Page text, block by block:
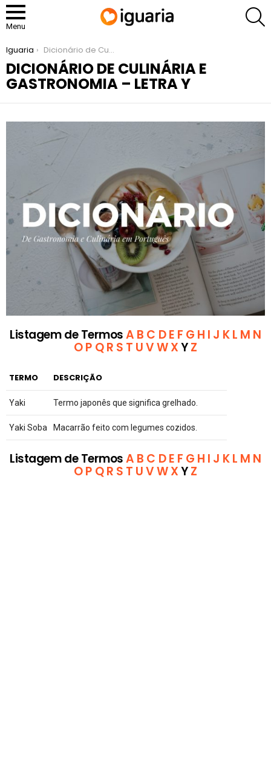
Menu
You are here:
Iguaria Dicionário de Culinária e Gastronomia – Letra Y
DICIONÁRIO DE CULINÁRIA E
GASTRONOMIA – LETRA Y
Listagem de TermosA B C D E F G H I J K L M N
OP Q R S T UVW XYZ
TERMO DESCRIÇÃO
Yaki Termo japonês que significa grelhado.
Yaki Soba Macarrão feito com legumes cozidos.
Listagem de TermosA B C D E F G H I J K L M N
OP Q R S T UVW XYZ